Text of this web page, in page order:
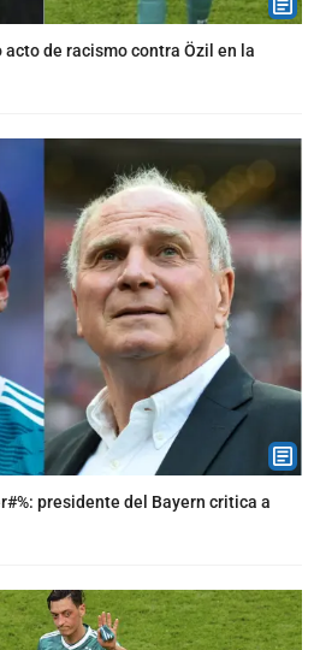
de racismo contra Özil en la
presidente del Bayern critica a